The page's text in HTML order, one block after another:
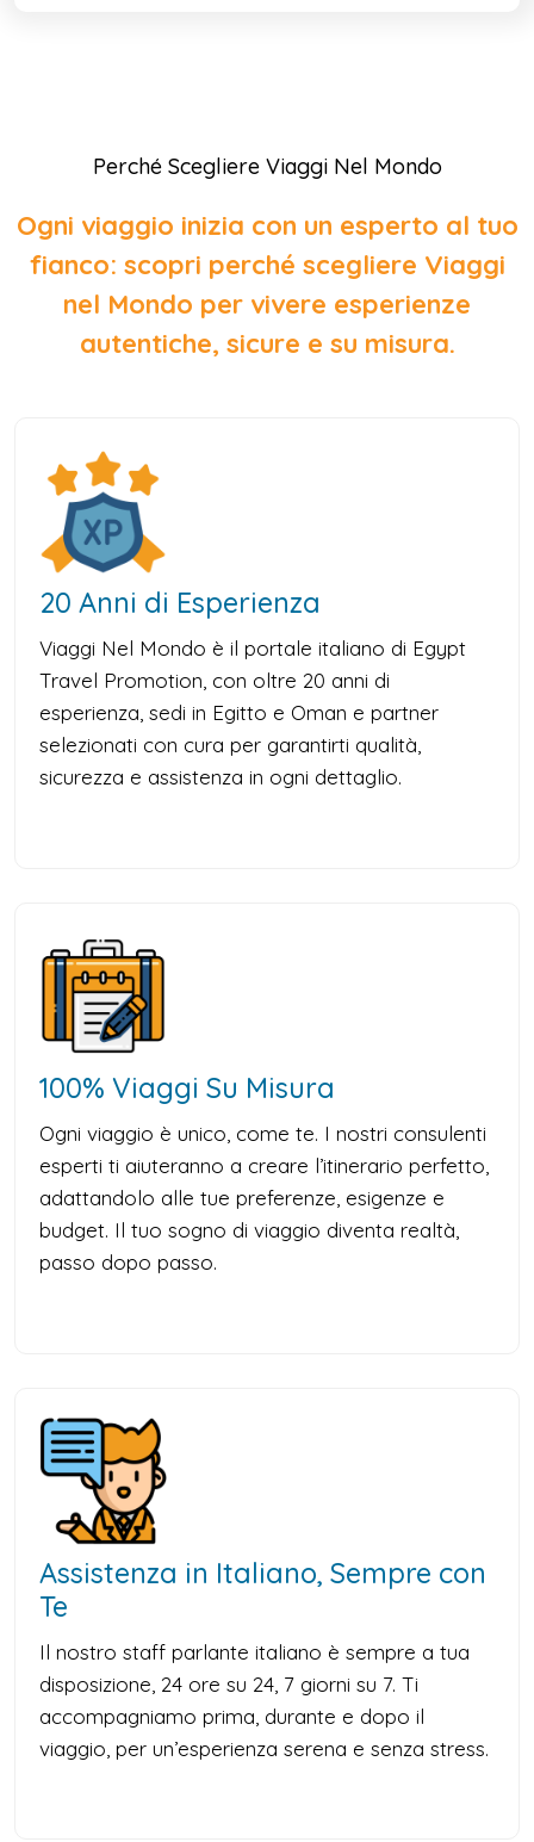
Perché Scegliere Viaggi Nel Mondo
Ogni viaggio inizia con un esperto al tuo
fianco: scopri perché scegliere Viaggi
nel Mondo per vivere esperienze
autentiche, sicure e su misura.
20 Anni di Esperienza
Viaggi Nel Mondo è il portale italiano di Egypt
Travel Promotion, con oltre 20 anni di
esperienza, sedi in Egitto e Oman e partner
selezionati con cura per garantirti qualità,
sicurezza e assistenza in ogni dettaglio.
100% Viaggi Su Misura
Ogni viaggio è unico, come te. I nostri consulenti
esperti ti aiuteranno a creare l’itinerario perfetto,
adattandolo alle tue preferenze, esigenze e
budget. Il tuo sogno di viaggio diventa realtà,
passo dopo passo.
Assistenza in Italiano, Sempre con
Te
Il nostro staff parlante italiano è sempre a tua
disposizione, 24 ore su 24, 7 giorni su 7. Ti
accompagniamo prima, durante e dopo il
viaggio, per un’esperienza serena e senza stress.